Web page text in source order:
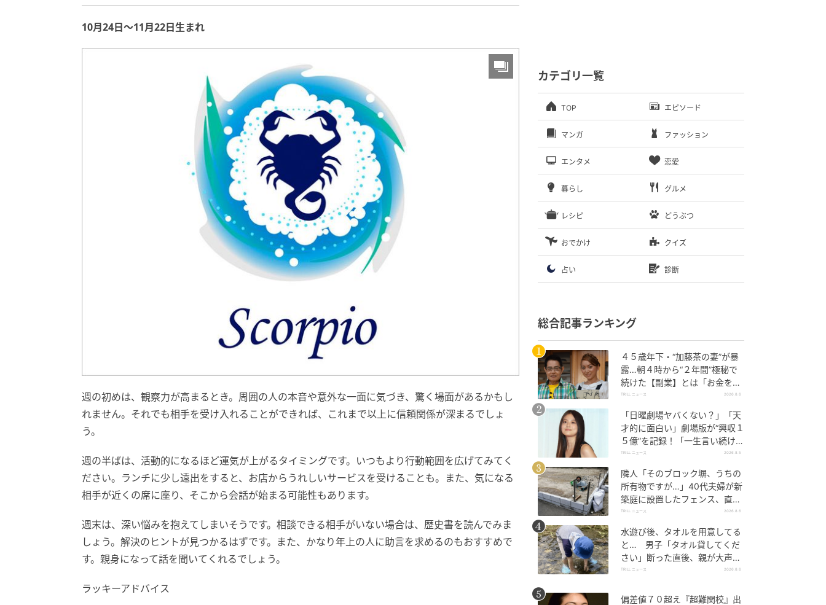
10月24日～11月22日生まれ
週の初めは、観察力が高まるとき。周囲の人の本音や意外な一面に気づき、驚く場面があるかもし
れません。それでも相手を受け入れることができれば、これまで以上に信頼関係が深まるでしょ
う。
週の半ばは、活動的になるほど運気が上がるタイミングです。いつもより行動範囲を広げてみてく
ださい。ランチに少し遠出をすると、お店からうれしいサービスを受けることも。また、気になる
相手が近くの席に座り、そこから会話が始まる可能性もあります。
週末は、深い悩みを抱えてしまいそうです。相談できる相手がいない場合は、歴史書を読んでみま
しょう。解決のヒントが見つかるはずです。また、かなり年上の人に助言を求めるのもおすすめで
す。親身になって話を聞いてくれるでしょう。
ラッキーアドバイス
カテゴリ一覧
TOP エピソード
マンガ ファッション
エンタメ 恋愛
暮らし グルメ
レシピ どうぶつ
おでかけ クイズ
占い 診断
総合記事ランキング
４５歳年下・“加藤茶の妻”が暴
露…朝４時から“２年間”極秘で
続けた【副業】とは「お金を稼
ぐのって大変」
TRILL ニュース 2026.8.6
「日曜劇場ヤバくない？」「天
才的に面白い」劇場版が“興収１
５億”を記録！「一生言い続け
る」放送後も続く“切望の声”
TRILL ニュース 2026.8.5
隣人「そのブロック塀、うちの
所有物ですが…」40代夫婦が新
築庭に設置したフェンス、直後
に迫られた"顛末"
TRILL ニュース 2026.8.6
水遊び後、タオルを用意してる
と… 男子「タオル貸してくだ
さい」断った直後、親が大声で
放った一言に絶句
TRILL ニュース 2026.8.6
偏差値７０超え『超難関校』出